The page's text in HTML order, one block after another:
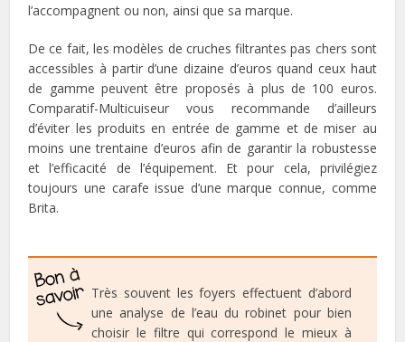
l’accompagnent ou non, ainsi que sa marque.
De ce fait, les modèles de cruches filtrantes pas chers sont
accessibles à partir d’une dizaine d’euros quand ceux haut
de gamme peuvent être proposés à plus de 100 euros.
Comparatif-Multicuiseur vous recommande d’ailleurs
d’éviter les produits en entrée de gamme et de miser au
moins une trentaine d’euros afin de garantir la robustesse
et l’efficacité de l’équipement. Et pour cela, privilégiez
toujours une carafe issue d’une marque connue, comme
Brita.
Très souvent les foyers effectuent d’abord
une analyse de l’eau du robinet pour bien
choisir le filtre qui correspond le mieux à